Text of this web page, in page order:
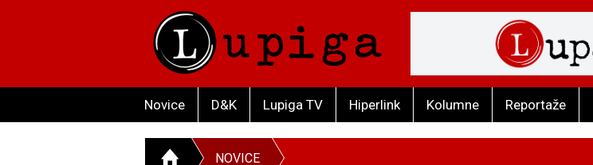
Novice D&K Lupiga TV Hiperlink Kolumne Reportaže
NOVICE